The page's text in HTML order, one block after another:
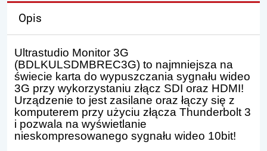
Opis
Ultrastudio Monitor 3G
(BDLKULSDMBREC3G) to najmniejsza na
świecie karta do wypuszczania sygnału wideo
3G przy wykorzystaniu złącz SDI oraz HDMI!
Urządzenie to jest zasilane oraz łączy się z
komputerem przy użyciu złącza Thunderbolt 3
i pozwala na wyświetlanie
nieskompresowanego sygnału wideo 10bit!